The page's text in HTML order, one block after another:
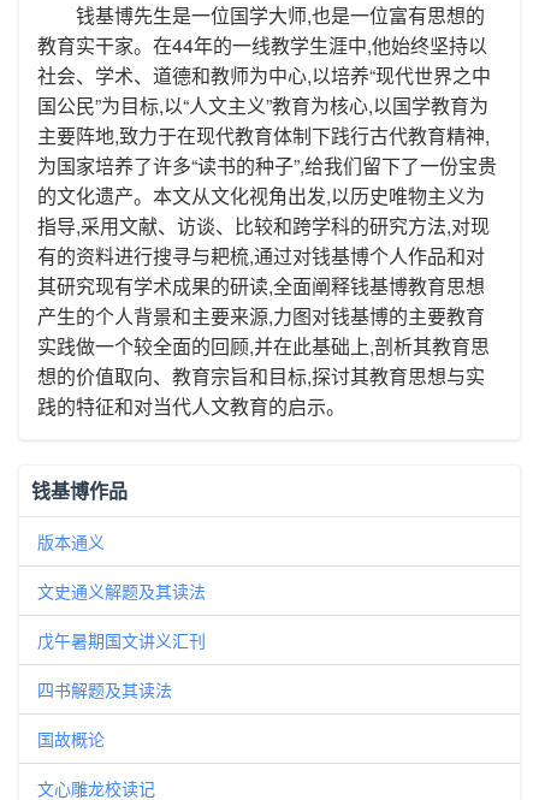
钱基博先生是一位国学大师,也是一位富有思想的
教育实干家。在44年的一线教学生涯中,他始终坚持以
社会、学术、道德和教师为中心,以培养“现代世界之中
国公民”为目标,以“人文主义”教育为核心,以国学教育为
主要阵地,致力于在现代教育体制下践行古代教育精神,
为国家培养了许多“读书的种子”,给我们留下了一份宝贵
的文化遗产。本文从文化视角出发,以历史唯物主义为
指导,采用文献、访谈、比较和跨学科的研究方法,对现
有的资料进行搜寻与耙梳,通过对钱基博个人作品和对
其研究现有学术成果的研读,全面阐释钱基博教育思想
产生的个人背景和主要来源,力图对钱基博的主要教育
实践做一个较全面的回顾,并在此基础上,剖析其教育思
想的价值取向、教育宗旨和目标,探讨其教育思想与实
践的特征和对当代人文教育的启示。
钱基博作品
版本通义
文史通义解题及其读法
戊午暑期国文讲义汇刊
四书解题及其读法
国故概论
文心雕龙校读记